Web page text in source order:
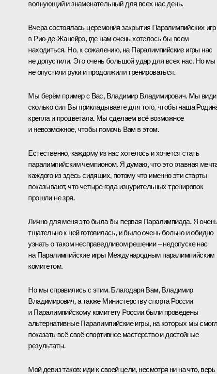
волнующий и знаменательный для всех нас день.
Вчера состоялась церемония закрытия Паралимпийских игр
в Рио‑де-Жанейро, где нам очень хотелось бы всем
находиться. Но, к сожалению, на Паралимпийские игры нас
не допустили. Это очень большой удар для всех нас. Но мы
не опустили руки и продолжили тренироваться.
Мы берём пример с Вас, Владимир Владимирович. Мы
сколько сил Вы прикладываете для того, чтобы наша
крепла и процветала. Мы сделаем всё возможное
и невозможное, чтобы помочь Вам в этом.
Естественно, каждому из нас хотелось и хочется стать
паралимпийским чемпионом. Я думаю, что это главная
каждого из здесь сидящих, потому что именно эти старты
показывают, что четыре года изнурительных тренировок
прошли не зря.
Лично для меня это была бы первая Паралимпиада. Я
тщательно к ней готовилась, и было очень больно и обидно
узнать о таком несправедливом решении – недопуске нас
на Паралимпийские игры Международным паралимпийским
комитетом.
Но мы справились с этим. Благодаря Вам, Владимир
Владимирович, а также Министерству спорта России
и Паралимпийскому комитету России были проведены
альтернативные Паралимпийские игры, на которых мы
показать всё своё спортивное мастерство и достойные
результаты.
Мой девиз таков: иди к своей цели, несмотря ни на что, верь